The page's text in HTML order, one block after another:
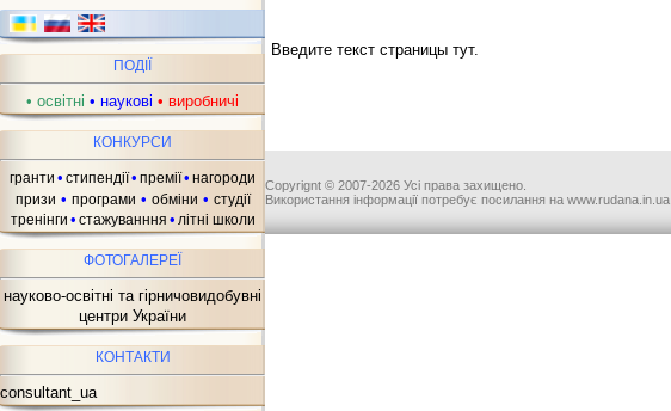
ПОДІЇ
• освітні • наукові • виробничі
КОНКУРСИ
гранти • стипендії• премії• нагороди
призи • програми • обміни • студії
тренінги • стажуванння • літні школи
ФОТОГАЛЕРЕЇ
науково-освітні та гірничовидобувні
центри України
КОНТАКТИ
consultant_ua
Введите текст страницы тут.
Copyrignt © 2007-2026 Усі права захищено.
Використання інформації потребує посилання на www.rudana.in.ua